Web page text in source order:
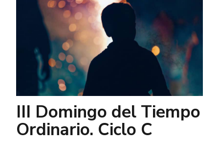
III Domingo del Tiempo
Ordinario. Ciclo C